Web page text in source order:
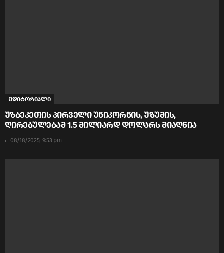
ედიტორიალი
უზბეკეთის პირველი უნიკორნის, უზუმის,
ღირებულებამ 1.5 მილიარდ დოლარს მიაღწია
08/18/2025, 9:53 pm